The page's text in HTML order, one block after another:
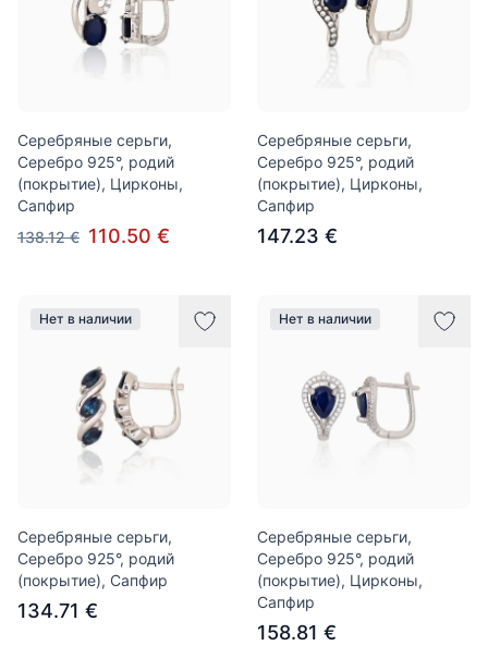
Серебряные серьги,
Серебро 925°, родий
(покрытие), Цирконы,
Сапфир
138.12 € 110.50 €
Серебряные серьги,
Серебро 925°, родий
(покрытие), Цирконы,
Сапфир
147.23 €
Нет в наличии
Серебряные серьги,
Серебро 925°, родий
(покрытие), Сапфир
134.71 €
Нет в наличии
Серебряные серьги,
Серебро 925°, родий
(покрытие), Цирконы,
Сапфир
158.81 €